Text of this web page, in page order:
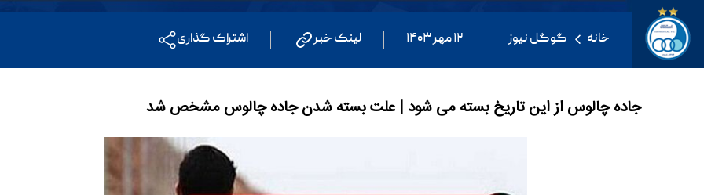
خانه گوگل نیوز ۱۲ مهر ۱۴۰۳ لینک خبر اشتراک گذاری
جاده چالوس از این تاریخ بسته می شود | علت بسته شدن جاده چالوس مشخص شد